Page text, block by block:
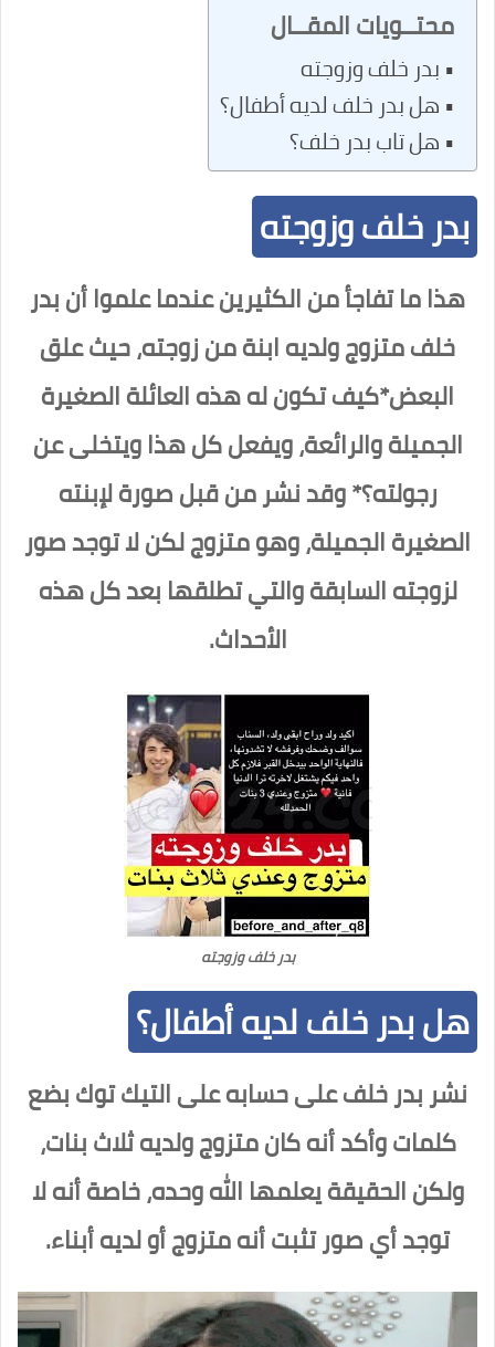
محتــويات المقــال
بدر خلف وزوجته
هل بدر خلف لديه أطفال؟
هل تاب بدر خلف؟
بدر خلف وزوجته
هذا ما تفاجأ من الكثيرين عندما علموا أن بدر
خلف متزوج ولديه ابنة من زوجته، حيث علق
البعض*كيف تكون له هذه العائلة الصغيرة
الجميلة والرائعة، ويفعل كل هذا ويتخلى عن
رجولته؟* وقد نشر من قبل صورة لإبنته
الصغيرة الجميلة، وهو متزوج لكن لا توجد صور
لزوجته السابقة والتي تطلقها بعد كل هذه
الأحداث.
بدر خلف وزوجته
هل بدر خلف لديه أطفال؟
نشر بدر خلف على حسابه على التيك توك بضع
كلمات وأكد أنه كان متزوج ولديه ثلاث بنات،
ولكن الحقيقة يعلمها الله وحده، خاصة أنه لا
توجد أي صور تثبت أنه متزوج أو لديه أبناء.